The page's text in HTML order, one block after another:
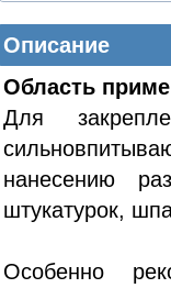
Описание
Область
Для
нанесению
штукатурок,
Особенно